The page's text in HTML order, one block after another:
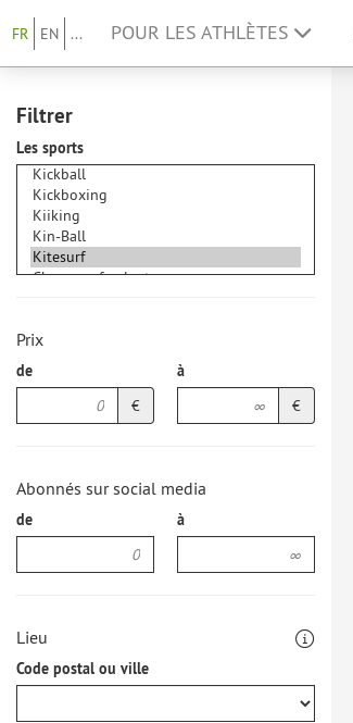
FR EN ... POUR LES ATHLÈTES
Filtrer
Les sports
Prix
de
€
à
€
Abonnés sur social media
de à
Lieu
Code postal ou ville